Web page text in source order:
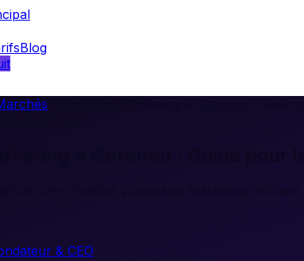
Blog
une stratégie WhatsApp Marketing
& CEO